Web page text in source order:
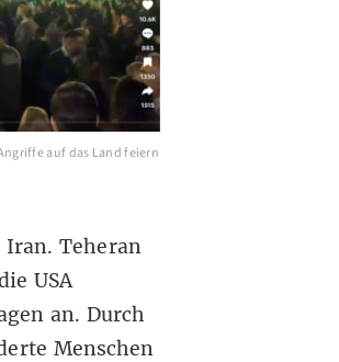
auf das Land feiern
Iran. Teheran
USA
an. Durch
Menschen